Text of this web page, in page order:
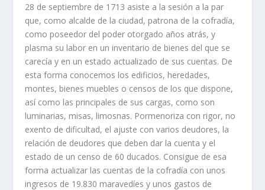
28 de septiembre de 1713 asiste a la sesión a la par
que, como alcalde de la ciudad, patrona de la cofradía,
como poseedor del poder otorgado años atrás, y
plasma su labor en un inventario de bienes del que se
carecía y en un estado actualizado de sus cuentas. De
esta forma conocemos los edificios, heredades,
montes, bienes muebles o censos de los que dispone,
así como las principales de sus cargas, como son
luminarias, misas, limosnas. Pormenoriza con rigor, no
exento de dificultad, el ajuste con varios deudores, la
relación de deudores que deben dar la cuenta y el
estado de un censo de 60 ducados. Consigue de esa
forma actualizar las cuentas de la cofradía con unos
ingresos de 19.830 maravedíes y unos gastos de